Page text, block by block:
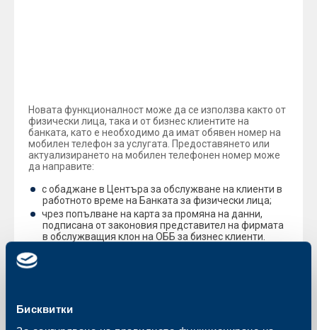
Бисквитки
Новата функционалност може да се използва както от
физически лица, така и от бизнес клиентите на
банката, като е необходимо да имат обявен номер на
мобилен телефон за услугата. Предоставянето или
актуализирането на мобилен телефонен номер може
да направите:
с обаджане в Центъра за обслужване на клиенти в
работното време на Банката за физически лица;
чрез попълване на карта за промяна на данни,
подписана от законовия представител на фирмата
в обслужващия клон на ОББ за бизнес клиенти.
Въвеждането на този нов начин за използване на
електронното ни банкиране е поредната стъпка, която